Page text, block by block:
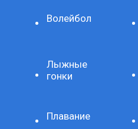
Волейбол
Лыжные
гонки
Плавание